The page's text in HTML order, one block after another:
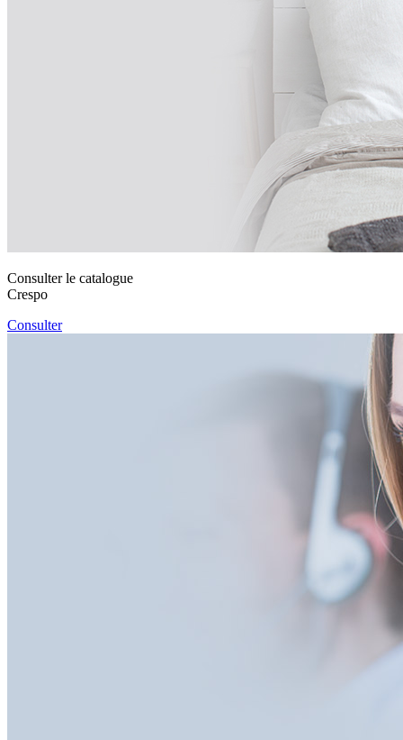
Consulter le catalogue
Crespo
Consulter